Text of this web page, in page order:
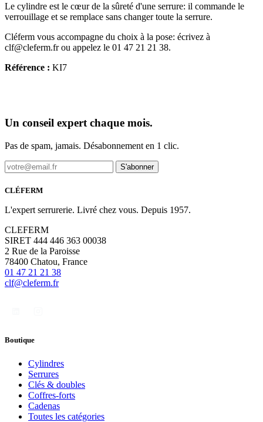
Le cylindre est le cœur de la sûreté d'une serrure: il commande le
verrouillage et se remplace sans changer toute la serrure.
Cléferm vous accompagne du choix à la pose: écrivez à
clf@cleferm.fr ou appelez le 01 47 21 21 38.
Référence : KI7
Un conseil expert chaque mois.
Pas de spam, jamais. Désabonnement en 1 clic.
S'abonner
CLÉFERM
L'expert serrurerie. Livré chez vous. Depuis 1957.
CLEFERM
SIRET 444 446 363 00038
2 Rue de la Paroisse
78400 Chatou, France
01 47 21 21 38
clf@cleferm.fr
Boutique
Cylindres
Serrures
Clés & doubles
Coffres-forts
Cadenas
Toutes les catégories